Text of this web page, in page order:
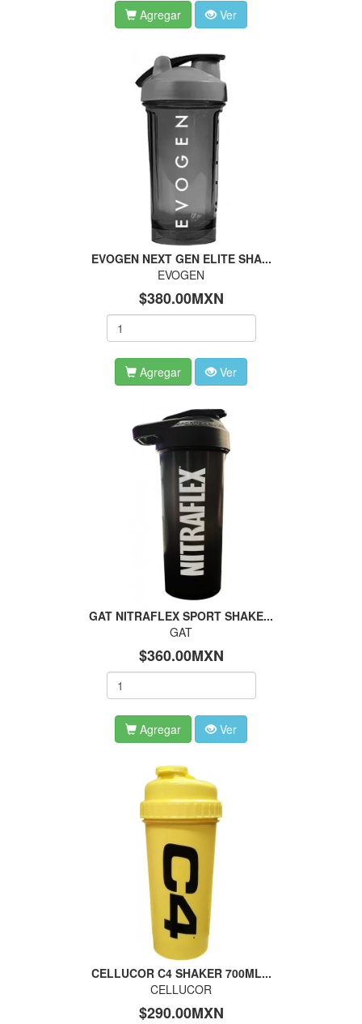
Agregar Ver
EVOGEN NEXT GEN ELITE SHA...
EVOGEN
$380.00MXN
Agregar Ver
GAT NITRAFLEX SPORT SHAKE...
GAT
$360.00MXN
Agregar Ver
CELLUCOR C4 SHAKER 700ML...
CELLUCOR
$290.00MXN